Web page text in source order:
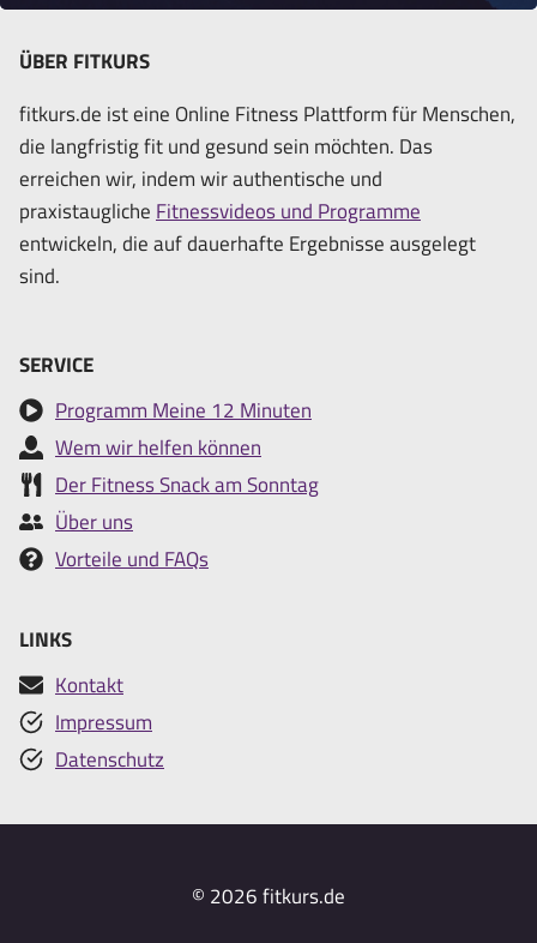
ÜBER FITKURS
fitkurs.de ist eine Online Fitness Plattform für Menschen,
die langfristig fit und gesund sein möchten. Das
erreichen wir, indem wir authentische und
praxistaugliche Fitnessvideos und Programme
entwickeln, die auf dauerhafte Ergebnisse ausgelegt
sind.
SERVICE
Programm Meine 12 Minuten
Wem wir helfen können
Der Fitness Snack am Sonntag
Über uns
Vorteile und FAQs
LINKS
Kontakt
Impressum
Datenschutz
© 2026 fitkurs.de